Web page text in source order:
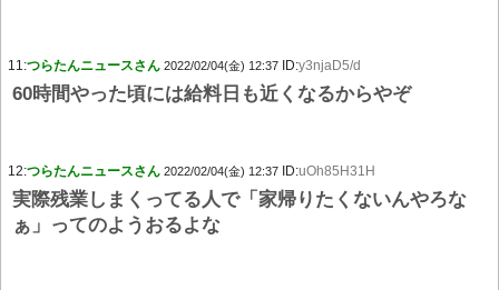
11:つらたんニュースさん 2022/02/04(金) 12:37 ID:y3njaD5/d
60時間やった頃には給料日も近くなるからやぞ
12:つらたんニュースさん 2022/02/04(金) 12:37 ID:uOh85H31H
実際残業しまくってる人で「家帰りたくないんやろな
ぁ」ってのようおるよな